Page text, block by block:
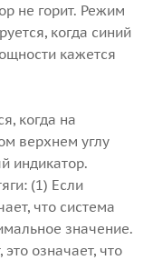
не горит. Режим
когда синий
кажется
когда на
верхнем углу
индикатор.
(1) Если
что система
значение.
означает, что